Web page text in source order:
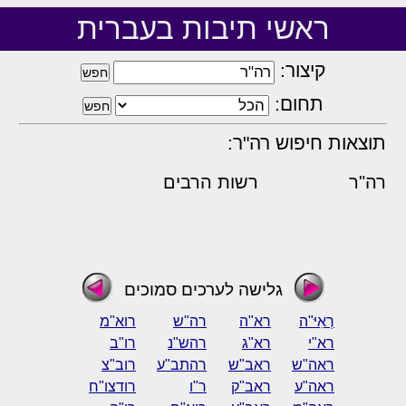
ראשי תיבות בעברית
קיצור:
תחום:
תוצאות חיפוש רה"ר:
רה"ר רשות הרבים
גלישה לערכים סמוכים
רְאִיּ"ה רא"ה רה"ש
רוא"מ
רא"י
רא"ג רהש"נ
רו"ב
ראה"ש
ראב"ש רהתב"ע
רוב"צ
ראה"ע
ראב"ק ר"ו
רודצו"ח